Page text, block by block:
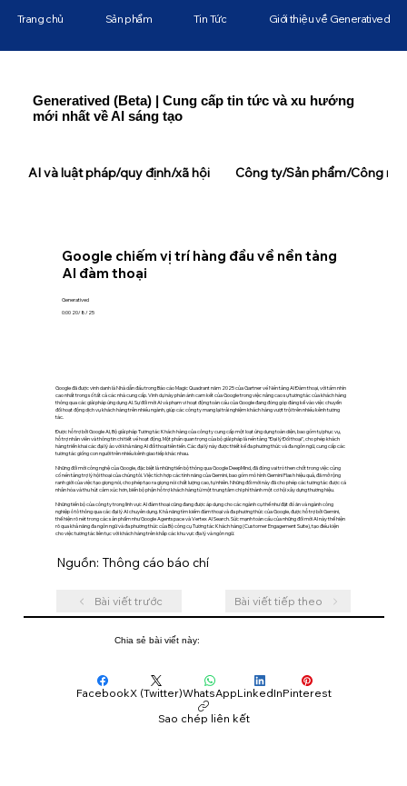
Generatived (Beta) | Cung cấp tin tức và xu hướng
mới nhất về AI sáng tạo
Google chiếm vị trí hàng đầu về nền tảng
AI đàm thoại
Generatived
0:00 20/8/25
Google đã được vinh danh là Nhà dẫn đầu trong Báo cáo Magic Quadrant năm 2025 của Gartner về Nền tảng AI Đàm thoại, với tầm nhìn
cao nhất trong số tất cả các nhà cung cấp. Vinh dự này phản ánh cam kết của Google trong việc nâng cao sự tương tác của khách hàng
thông qua các giải pháp ứng dụng AI. Sự đổi mới AI và phạm vi hoạt động toàn cầu của Google đang đóng góp đáng kể vào việc chuyển
đổi hoạt động dịch vụ khách hàng trên nhiều ngành, giúp các công ty mang lại trải nghiệm khách hàng vượt trội trên nhiều kênh tương
tác.
Được hỗ trợ bởi Google AI, Bộ giải pháp Tương tác Khách hàng của công ty cung cấp một loạt ứng dụng toàn diện, bao gồm tự phục vụ,
hỗ trợ nhân viên và thông tin chi tiết về hoạt động. Một phần quan trọng của bộ giải pháp là nền tảng "Đại lý Đối thoại", cho phép khách
hàng triển khai các đại lý ảo với khả năng AI đối thoại tiên tiến. Các đại lý này được thiết kế đa phương thức và đa ngôn ngữ, cung cấp các
tương tác giống con người trên nhiều kênh giao tiếp khác nhau.
Những đổi mới công nghệ của Google, đặc biệt là những tiến bộ thông qua Google DeepMind, đã đóng vai trò then chốt trong việc củng
cố nền tảng trợ lý hội thoại của chúng tôi. Việc tích hợp các tính năng của Gemini, bao gồm mô hình Gemini Flash hiệu quả, đã mở rộng
ranh giới của việc tạo giọng nói, cho phép tạo ra giọng nói chất lượng cao, tự nhiên. Những đổi mới này đã cho phép các tương tác được cá
nhân hóa và thu hút cảm xúc hơn, biến bộ phận hỗ trợ khách hàng từ một trung tâm chi phí thành một cơ hội xây dựng thương hiệu.
Những tiến bộ của công ty trong lĩnh vực AI đàm thoại cũng đang được áp dụng cho các ngành cụ thể như đặt đồ ăn và ngành công
nghiệp ô tô thông qua các đại lý AI chuyên dụng. Khả năng tìm kiếm đàm thoại và đa phương thức của Google, được hỗ trợ bởi Gemini,
thể hiện rõ nét trong các sản phẩm như Google Agentspace và Vertex AI Search. Sức mạnh toàn cầu của những đổi mới AI này thể hiện
rõ qua khả năng đa ngôn ngữ và đa phương thức của Bộ công cụ Tương tác Khách hàng (Customer Engagement Suite), tạo điều kiện
cho việc tương tác liên tục với khách hàng trên khắp các khu vực địa lý và ngôn ngữ.
Nguồn: Thông cáo báo chí
Bài viết trước Bài viết tiếp theo
Trang chủ Sản phẩm Tin Tức Giới thiệu về Generatived
Chia sẻ bài viết này:
FacebookX (Twitter)WhatsAppLinkedInPinterest
Sao chép liên kết
AI và luật pháp/quy định/xã hội Công ty/Sản phẩm/Công